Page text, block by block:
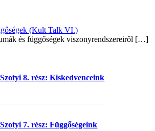
(Kult Talk VI.)
és függőségek viszonyrendszereiről […]
8. rész: Kiskedvenceink
7. rész: Függőségeink